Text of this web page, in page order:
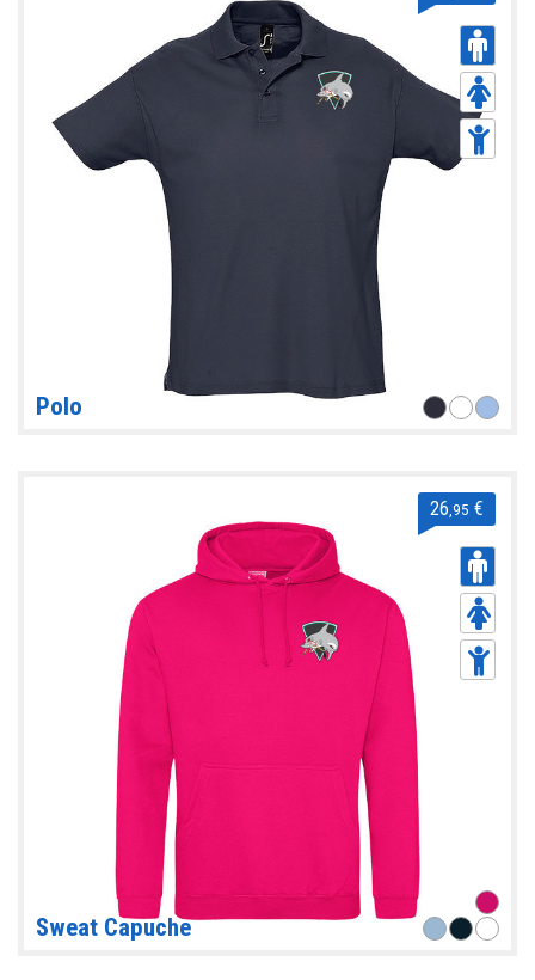
Polo
26 ,95 €
Sweat Capuche